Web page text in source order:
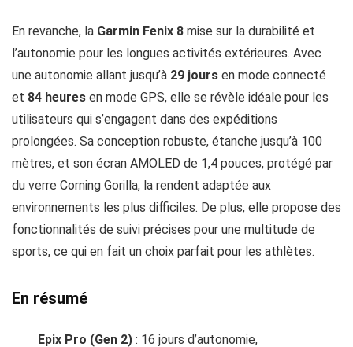
En revanche, la Garmin Fenix 8 mise sur la durabilité et
l’autonomie pour les longues activités extérieures. Avec
une autonomie allant jusqu’à 29 jours en mode connecté
et 84 heures en mode GPS, elle se révèle idéale pour les
utilisateurs qui s’engagent dans des expéditions
prolongées. Sa conception robuste, étanche jusqu’à 100
mètres, et son écran AMOLED de 1,4 pouces, protégé par
du verre Corning Gorilla, la rendent adaptée aux
environnements les plus difficiles. De plus, elle propose des
fonctionnalités de suivi précises pour une multitude de
sports, ce qui en fait un choix parfait pour les athlètes.
En résumé
Epix Pro (Gen 2) : 16 jours d’autonomie,